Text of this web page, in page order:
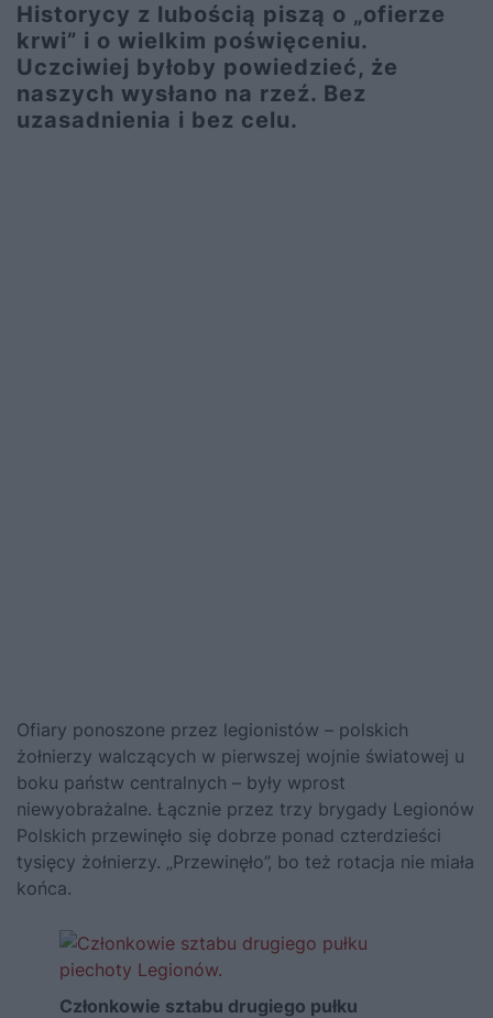
Historycy z lubością piszą o „ofierze
krwi” i o wielkim poświęceniu.
Uczciwiej byłoby powiedzieć, że
naszych wysłano na rzeź. Bez
uzasadnienia i bez celu.
Ofiary ponoszone przez legionistów – polskich
żołnierzy walczących w pierwszej wojnie światowej u
boku państw centralnych – były wprost
niewyobrażalne. Łącznie przez trzy brygady Legionów
Polskich przewinęło się dobrze ponad czterdzieści
tysięcy żołnierzy. „Przewinęło”, bo też rotacja nie miała
końca.
Członkowie sztabu drugiego pułku